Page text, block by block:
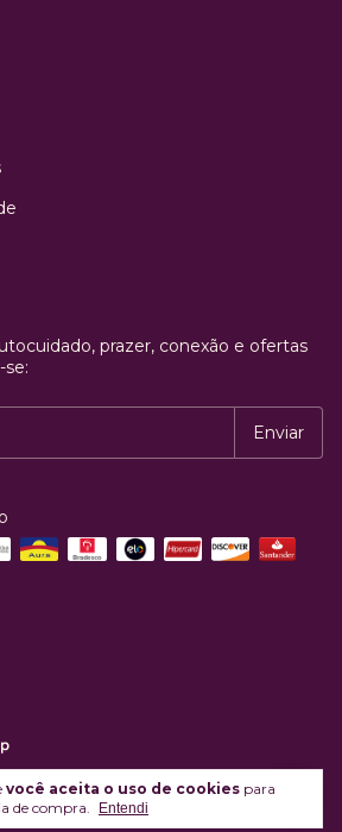
você aceita o uso de cookies para
de compra.
Entendi
prazer, conexão e ofertas
Ltda - 43089427000110 - 2026. Todos os